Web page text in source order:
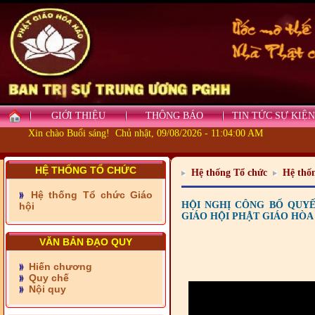
GIỚI THIỆU THÔNG BÁO
TIN TỨC SỰ KIỆN
Xin chào Buổi sáng! Chủ nhật, 09/08/2026 - 11:04:00 AM
HỆ THỐNG TỔ CHỨC
Hệ thống Tổ chức Giáo
hội
VĂN BẢN ĐẠO QUY
Hiến chương
Quy chế
Nội quy
- Những tấm lòng thiện
nguyện vùng biên
- BAN TRỊ SỰ XÃ ĐẠI
PHƯỚC TỈNH ĐỒNG NAI
TIẾP SỨC ĐẾN TRƯỜNG
- Xã Châu Phú khánh
thành cầu Kênh 7 - Nam
kênh Quốc Gia
Hệ thống Tổ chức Hệ
HỘI NGHỊ CÔNG BỐ
GIÁO HỘI PHẬT GIÁO HÒA